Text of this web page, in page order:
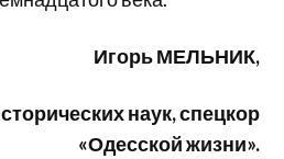
Игорь МЕЛЬНИК,
наук, спецкор
«Одесской жизни».